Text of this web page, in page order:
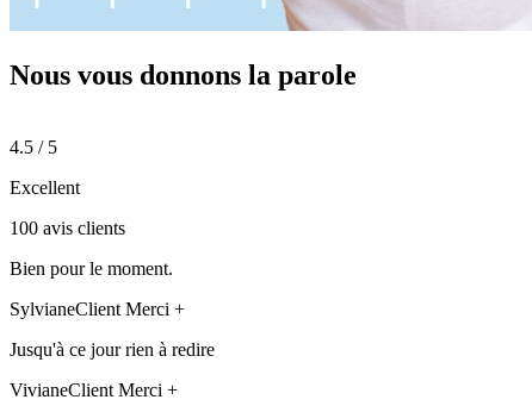
Nous vous donnons la parole
4.5 / 5
Excellent
100 avis clients
Bien pour le moment.
SylvianeClient Merci +
Jusqu'à ce jour rien à redire
VivianeClient Merci +